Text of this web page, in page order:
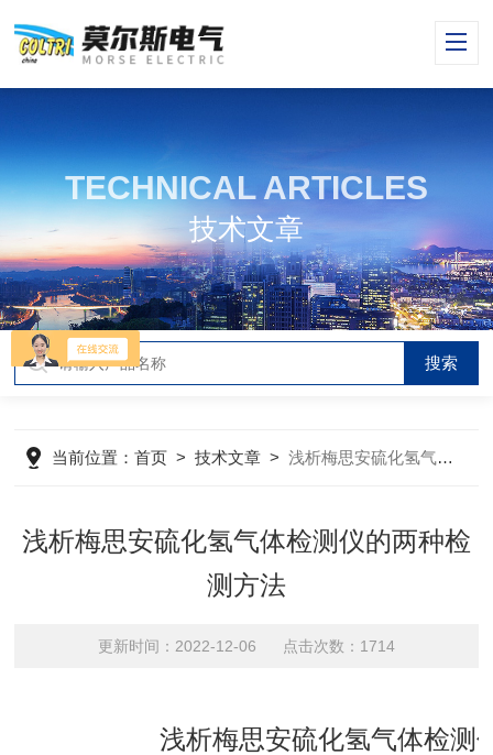
TECHNICAL ARTICLES
技术文章
当前位置：首页 >技术文章 >浅析梅思安硫化氢气体检测仪的两种检测方法
浅析梅思安硫化氢气体检测仪的两种检
测方法
更新时间：2022-12-06 点击次数：1714
浅析梅思安硫化氢气体检测